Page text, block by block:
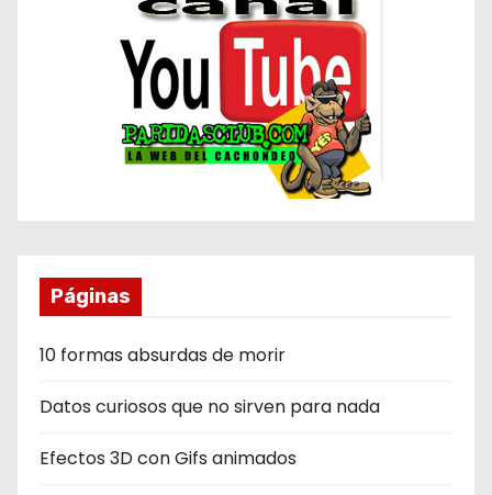
Páginas
10 formas absurdas de morir
Datos curiosos que no sirven para nada
Efectos 3D con Gifs animados